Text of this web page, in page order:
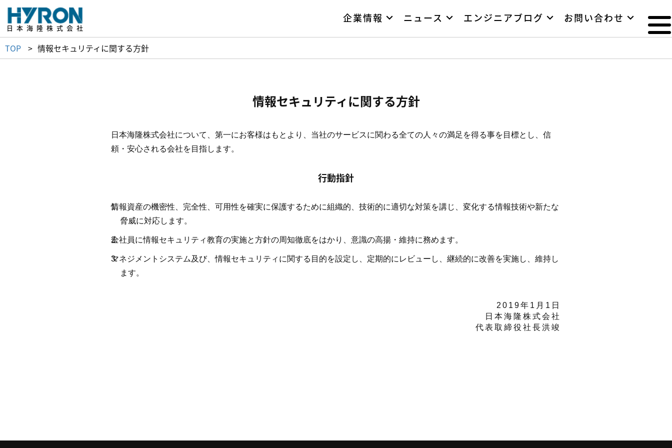
日本海隆株式会社
企業情報 ニュース エンジニアブログ お問い合わせ
TOP 情報セキュリティに関する方針
情報セキュリティに関する方針
日本海隆株式会社について、第一にお客様はもとより、当社のサービスに関わる全ての人々の満足を得る事を目標とし、信
頼・安心される会社を目指します。
行動指針
情報資産の機密性、完全性、可用性を確実に保護するために組織的、技術的に適切な対策を講じ、変化する情報技術や新たな
脅威に対応します。
全社員に情報セキュリティ教育の実施と方針の周知徹底をはかり、意識の高揚・維持に務めます。
マネジメントシステム及び、情報セキュリティに関する目的を設定し、定期的にレビューし、継続的に改善を実施し、維持し
ます。
2019年1月1日
日本海隆株式会社
代表取締役社長洪竣